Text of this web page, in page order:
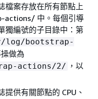
檔案存放在所有節點上
中。每個引導
獨編號的子目錄中：第
log/bootstrap-
做為
actions/2/ ，以
提供有關節點的 CPU、